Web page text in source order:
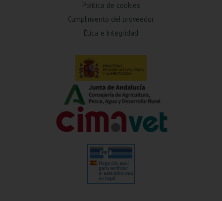
Política de cookies
Cumplimiento del proveedor
Ética e Integridad